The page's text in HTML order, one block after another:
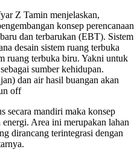
Z Tamin menjelaskan,
konsep perencanaan
dan terbarukan (EBT). Sistem
desain sistem ruang terbuka
ruang terbuka biru. Yakni untuk
sumber kehidupan.
dan air hasil buangan akan
off
secara mandiri maka konsep
Area ini merupakan lahan
dirancang terintegrasi dengan